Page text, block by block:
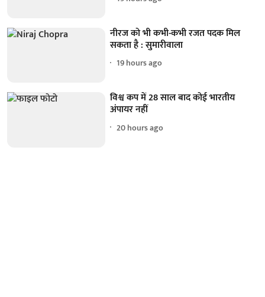
नीरज को भी कभी-कभी रजत पदक मिल
सकता है : सुमारीवाला
19 hours ago
विश्व कप में 28 साल बाद कोई भारतीय
अंपायर नहीं
20 hours ago